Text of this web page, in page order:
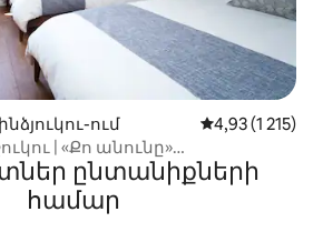
ում Միջին
4,93 (1 215)
| «Քո անունը»
ընտանիքների
համար